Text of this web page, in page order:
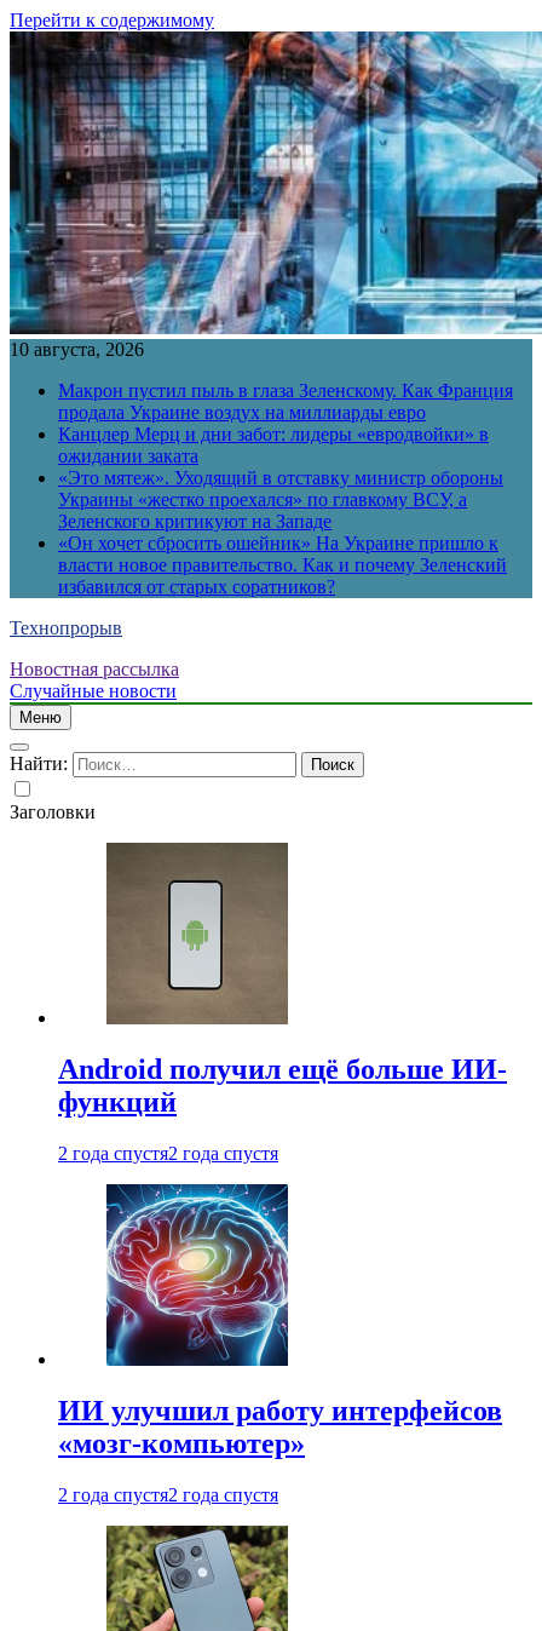
Перейти к содержимому
10 августа, 2026
Макрон пустил пыль в глаза Зеленскому. Как Франция
продала Украине воздух на миллиарды евро
Канцлер Мерц и дни забот: лидеры «евродвойки» в
ожидании заката
«Это мятеж». Уходящий в отставку министр обороны
Украины «жестко проехался» по главкому ВСУ, а
Зеленского критикуют на Западе
«Он хочет сбросить ошейник» На Украине пришло к
власти новое правительство. Как и почему Зеленский
избавился от старых соратников?
Технопрорыв
Новостная рассылка
Случайные новости
Меню
Найти:
Заголовки
Android получил ещё больше ИИ-
функций
2 года спустя2 года спустя
ИИ улучшил работу интерфейсов
«мозг-компьютер»
2 года спустя2 года спустя